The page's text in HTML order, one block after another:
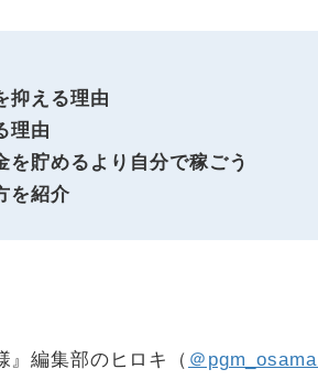
抑える理由
理由
を貯めるより自分で稼ごう
を紹介
』編集部のヒロキ（ ＠pgm_osama